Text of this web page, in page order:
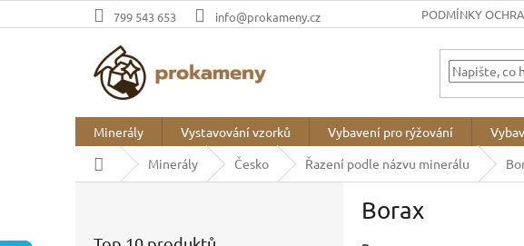
na
799 543 653 info@prokameny.cz PODMÍNKY
Minerály Vystavování vzorků Vybavení pro rýžování
Domů
Minerály Česko Řazení podle názvu minerálu
Borax